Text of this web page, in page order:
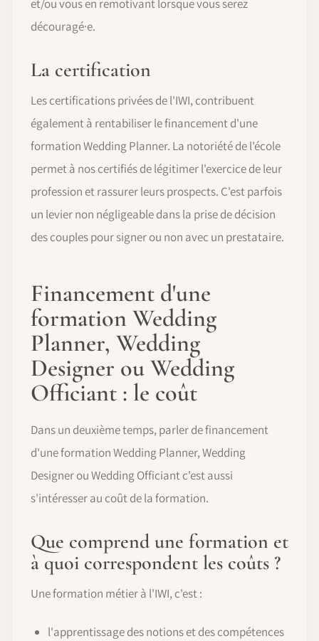
et/ou vous en remotivant lorsque vous serez
découragé·e.
La certification
Les certifications privées de l'IWI, contribuent
également à rentabiliser le financement d'une
formation Wedding Planner. La notoriété de l'école
permet à nos certifiés de légitimer l'exercice de leur
profession et rassurer leurs prospects. C'est parfois
un levier non négligeable dans la prise de décision
des couples pour signer ou non avec un prestataire.
Financement d'une
formation Wedding
Planner, Wedding
Designer ou Wedding
Officiant : le coût
Dans un deuxième temps, parler de financement
d'une formation Wedding Planner, Wedding
Designer ou Wedding Officiant c'est aussi
s'intéresser au coût de la formation.
Que comprend une formation et
à quoi correspondent les coûts ?
Une formation métier à l'IWI, c'est :
l'apprentissage des notions et des compétences